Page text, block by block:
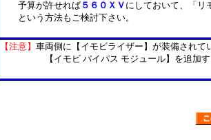
予算が許せれば５６０ＸＶ にしておいて、「リ
という方法もご検討下さい。
【注意】 車両側に【イモビライザー】が装備され
【イモビ バイパス モジュール】を追加す